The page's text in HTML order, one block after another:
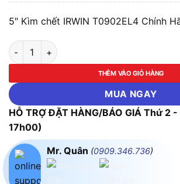
5″ Kìm chết IRWIN T0902EL4 Chính
5" Kìm chết IRWIN T0902EL4 số lượng
THÊM VÀO GIỎ HÀNG
MUA NGAY
HỖ TRỢ ĐẶT HÀNG/BÁO GIÁ Thứ 2
17h00)
Mr. Quân (0909.346.736)